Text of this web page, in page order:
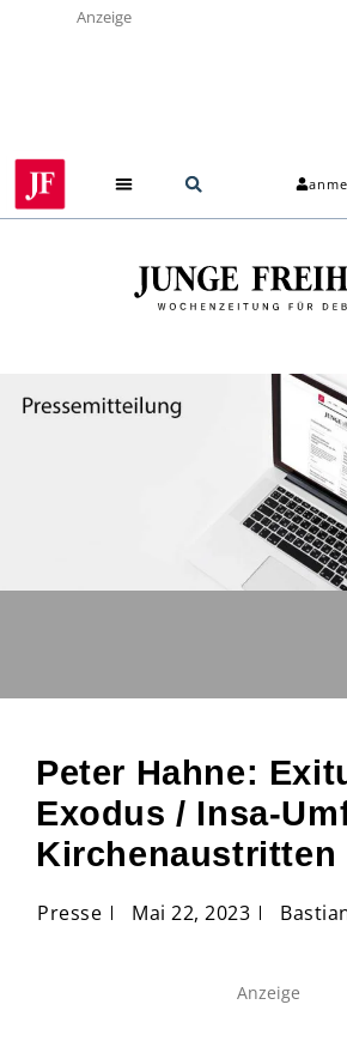
Anzeige
Peter Hahne:
Exodus / Insa-
Kirchenaustritten
Presse Mai 22, 2023
Anzeige